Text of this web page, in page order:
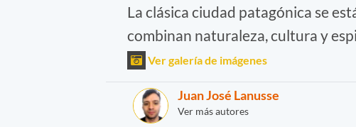
La clásica ciudad patagónica se
combinan naturaleza, cultura y
Ver galería de imágenes
Juan José Lanusse
Ver más autores